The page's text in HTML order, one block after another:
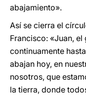
abajamiento».
Así se cierra el
Francisco: «Juan,
continuamente
abajan hoy, en
nosotros, que
la tierra, donde